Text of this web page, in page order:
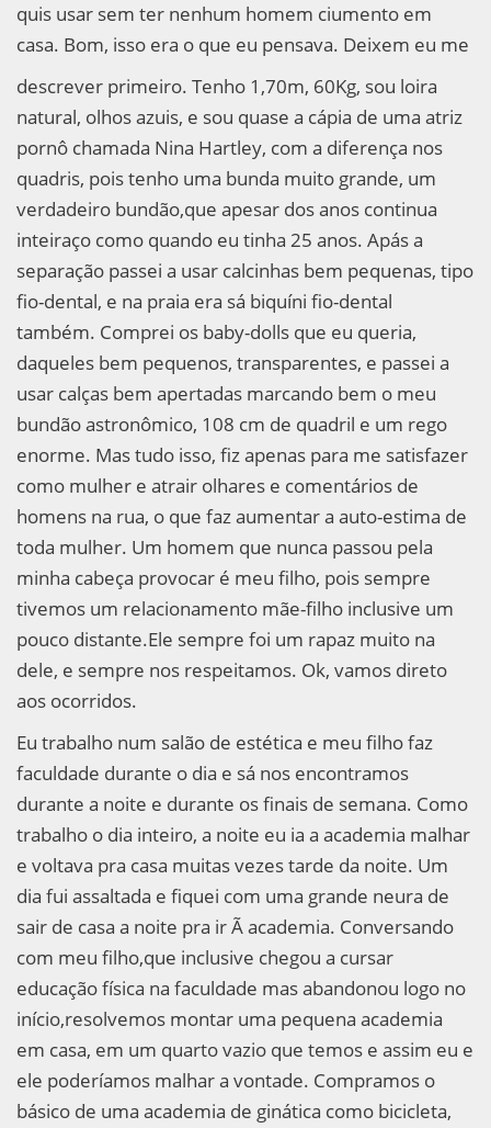
quis usar sem ter nenhum homem ciumento em
casa. Bom, isso era o que eu pensava. Deixem eu me
descrever primeiro. Tenho 1,70m, 60Kg, sou loira
natural, olhos azuis, e sou quase a cápia de uma atriz
pornô chamada Nina Hartley, com a diferença nos
quadris, pois tenho uma bunda muito grande, um
verdadeiro bundão,que apesar dos anos continua
inteiraço como quando eu tinha 25 anos. Apás a
separação passei a usar calcinhas bem pequenas, tipo
fio-dental, e na praia era sá biquíni fio-dental
também. Comprei os baby-dolls que eu queria,
daqueles bem pequenos, transparentes, e passei a
usar calças bem apertadas marcando bem o meu
bundão astronômico, 108 cm de quadril e um rego
enorme. Mas tudo isso, fiz apenas para me satisfazer
como mulher e atrair olhares e comentários de
homens na rua, o que faz aumentar a auto-estima de
toda mulher. Um homem que nunca passou pela
minha cabeça provocar é meu filho, pois sempre
tivemos um relacionamento mãe-filho inclusive um
pouco distante.Ele sempre foi um rapaz muito na
dele, e sempre nos respeitamos. Ok, vamos direto
aos ocorridos.
Eu trabalho num salão de estética e meu filho faz
faculdade durante o dia e sá nos encontramos
durante a noite e durante os finais de semana. Como
trabalho o dia inteiro, a noite eu ia a academia malhar
e voltava pra casa muitas vezes tarde da noite. Um
dia fui assaltada e fiquei com uma grande neura de
sair de casa a noite pra ir Ã academia. Conversando
com meu filho,que inclusive chegou a cursar
educação física na faculdade mas abandonou logo no
início,resolvemos montar uma pequena academia
em casa, em um quarto vazio que temos e assim eu e
ele poderíamos malhar a vontade. Compramos o
básico de uma academia de ginática como bicicleta,